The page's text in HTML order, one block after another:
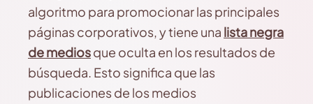
algoritmo para promocionar las principales
páginas corporativos, y tiene una lista negra
de mediosque oculta en los resultados de
búsqueda. Esto significa que las
publicaciones de los medios